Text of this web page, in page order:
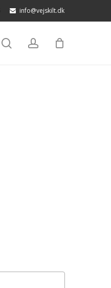
info@vejskilt.dk
searchaccount